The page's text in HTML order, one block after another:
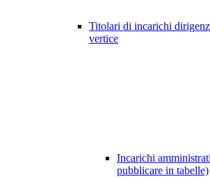
Titolari di incarichi
vertice
Incarichi
pubblicare in tabelle)